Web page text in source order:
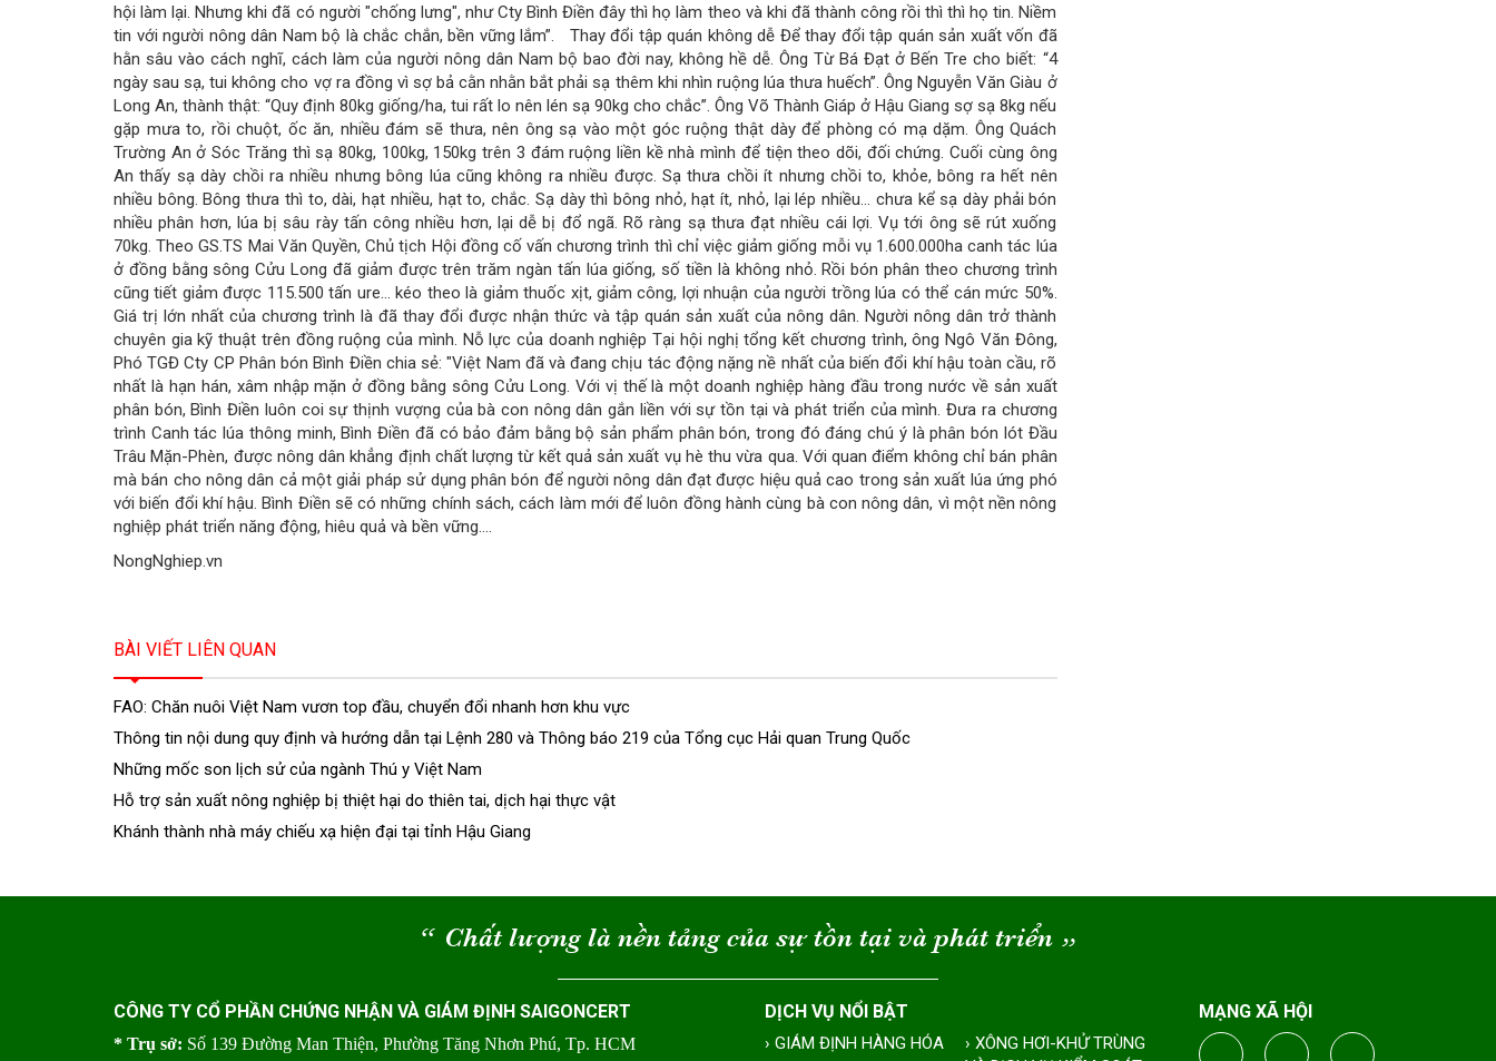
hội làm lại. Nhưng khi đã có người "chống lưng", như Cty Bình Điền đây thì họ làm theo và khi đã thành công rồi thì thì họ tin. Niềm
tin với người nông dân Nam bộ là chắc chắn, bền vững lắm”. Thay đổi tập quán không dễ Để thay đổi tập quán sản xuất vốn đã
hằn sâu vào cách nghĩ, cách làm của người nông dân Nam bộ bao đời nay, không hề dễ. Ông Từ Bá Đạt ở Bến Tre cho biết: “4
ngày sau sạ, tui không cho vợ ra đồng vì sợ bả cằn nhằn bắt phải sạ thêm khi nhìn ruộng lúa thưa huếch”. Ông Nguyễn Văn Giàu ở
Long An, thành thật: “Quy định 80kg giống/ha, tui rất lo nên lén sạ 90kg cho chắc”. Ông Võ Thành Giáp ở Hậu Giang sợ sạ 8kg nếu
gặp mưa to, rồi chuột, ốc ăn, nhiều đám sẽ thưa, nên ông sạ vào một góc ruộng thật dày để phòng có mạ dặm. Ông Quách
Trường An ở Sóc Trăng thì sạ 80kg, 100kg, 150kg trên 3 đám ruộng liền kề nhà mình để tiện theo dõi, đối chứng. Cuối cùng ông
An thấy sạ dày chồi ra nhiều nhưng bông lúa cũng không ra nhiều được. Sạ thưa chồi ít nhưng chồi to, khỏe, bông ra hết nên
nhiều bông. Bông thưa thì to, dài, hạt nhiều, hạt to, chắc. Sạ dày thì bông nhỏ, hạt ít, nhỏ, lại lép nhiều… chưa kể sạ dày phải bón
nhiều phân hơn, lúa bị sâu rày tấn công nhiều hơn, lại dễ bị đổ ngã. Rõ ràng sạ thưa đạt nhiều cái lợi. Vụ tới ông sẽ rút xuống
70kg. Theo GS.TS Mai Văn Quyền, Chủ tịch Hội đồng cố vấn chương trình thì chỉ việc giảm giống mỗi vụ 1.600.000ha canh tác lúa
ở đồng bằng sông Cửu Long đã giảm được trên trăm ngàn tấn lúa giống, số tiền là không nhỏ. Rồi bón phân theo chương trình
cũng tiết giảm được 115.500 tấn ure… kéo theo là giảm thuốc xịt, giảm công, lợi nhuận của người trồng lúa có thể cán mức 50%.
Giá trị lớn nhất của chương trình là đã thay đổi được nhận thức và tập quán sản xuất của nông dân. Người nông dân trở thành
chuyên gia kỹ thuật trên đồng ruộng của mình. Nỗ lực của doanh nghiệp Tại hội nghị tổng kết chương trình, ông Ngô Văn Đông,
Phó TGĐ Cty CP Phân bón Bình Điền chia sẻ: "Việt Nam đã và đang chịu tác động nặng nề nhất của biến đổi khí hậu toàn cầu, rõ
nhất là hạn hán, xâm nhập mặn ở đồng bằng sông Cửu Long. Với vị thế là một doanh nghiệp hàng đầu trong nước về sản xuất
phân bón, Bình Điền luôn coi sự thịnh vượng của bà con nông dân gắn liền với sự tồn tại và phát triển của mình. Đưa ra chương
trình Canh tác lúa thông minh, Bình Điền đã có bảo đảm bằng bộ sản phẩm phân bón, trong đó đáng chú ý là phân bón lót Đầu
Trâu Mặn-Phèn, được nông dân khẳng định chất lượng từ kết quả sản xuất vụ hè thu vừa qua. Với quan điểm không chỉ bán phân
mà bán cho nông dân cả một giải pháp sử dụng phân bón để người nông dân đạt được hiệu quả cao trong sản xuất lúa ứng phó
với biến đổi khí hậu. Bình Điền sẽ có những chính sách, cách làm mới để luôn đồng hành cùng bà con nông dân, vì một nền nông
nghiệp phát triển năng động, hiêu quả và bền vững....
NongNghiep.vn
BÀI VIẾT LIÊN QUAN
FAO: Chăn nuôi Việt Nam vươn top đầu, chuyển đổi nhanh hơn khu vực
Thông tin nội dung quy định và hướng dẫn tại Lệnh 280 và Thông báo 219 của Tổng cục Hải quan Trung Quốc
Những mốc son lịch sử của ngành Thú y Việt Nam
Hỗ trợ sản xuất nông nghiệp bị thiệt hại do thiên tai, dịch hại thực vật
Khánh thành nhà máy chiếu xạ hiện đại tại tỉnh Hậu Giang
“ Chất lượng là nền tảng của sự tồn tại và phát triển “
CÔNG TY CỔ PHẦN CHỨNG NHẬN VÀ GIÁM ĐỊNH SAIGONCERT
* Trụ sở: Số 139 Đường Man Thiện, Phường Tăng Nhơn Phú, Tp. HCM
DỊCH VỤ NỔI BẬT
› GIÁM ĐỊNH HÀNG HÓA
› XÔNG HƠI-KHỬ TRÙNG
MẠNG XÃ HỘI